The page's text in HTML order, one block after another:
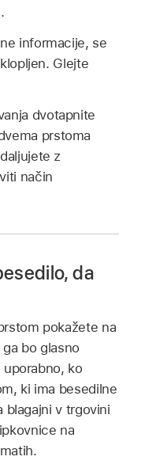
informacije, se
Glejte
dvotapnite
prstoma
z
način
da
pokažete na
bo glasno
ko
ki ima besedilne
blagajni v trgovini
na